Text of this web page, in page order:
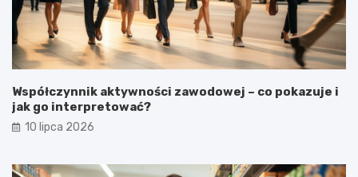
Współczynnik aktywności zawodowej – co pokazuje i
jak go interpretować?
10 lipca 2026